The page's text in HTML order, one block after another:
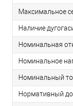
Максимальное
Наличие
Номинальная
Номинальное
Номинальный
Нормативный